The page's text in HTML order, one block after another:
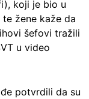
koji je bio u
žene kaže da
šefovi tražili
u video
potvrdili da su